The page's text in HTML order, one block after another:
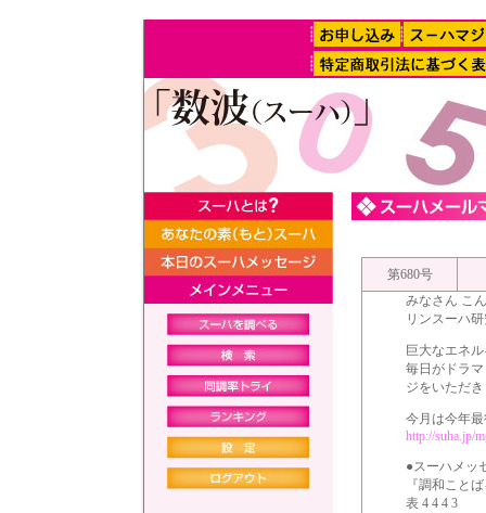
第680号
みなさん こ
リンスーハ
巨大なエネ
毎日がドラ
ジをいただ
今月は今年
http://suha.jp/
●スーハメッ
『調和こと
表 4 4 4 3